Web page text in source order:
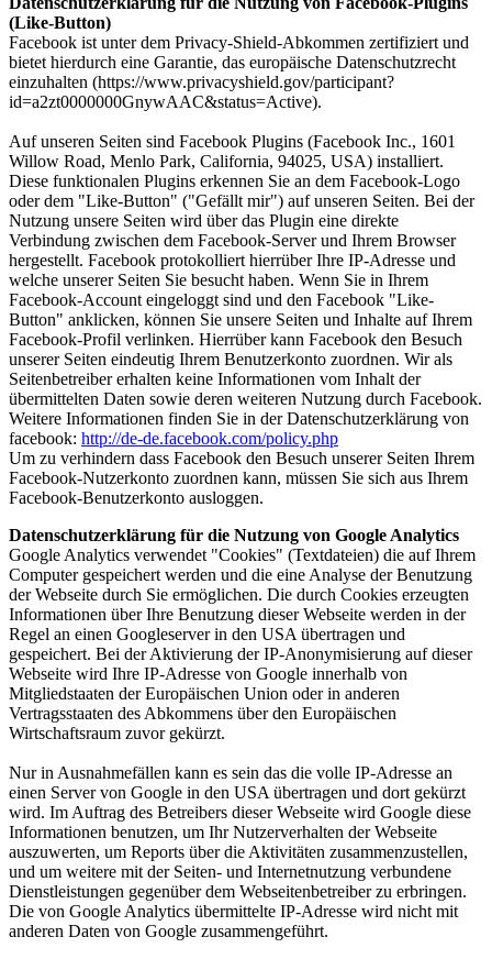
(Like-Button)
Facebook ist unter dem Privacy-Shield-Abkommen zertifiziert und
bietet hierdurch eine Garantie, das europäische Datenschutzrecht
einzuhalten (https://www.privacyshield.gov/participant?
id=a2zt0000000GnywAAC&status=Active).
Auf unseren Seiten sind Facebook Plugins (Facebook Inc., 1601
Willow Road, Menlo Park, California, 94025, USA) installiert.
Diese funktionalen Plugins erkennen Sie an dem Facebook-Logo
oder dem "Like-Button" ("Gefällt mir") auf unseren Seiten. Bei der
Nutzung unsere Seiten wird über das Plugin eine direkte
Verbindung zwischen dem Facebook-Server und Ihrem Browser
hergestellt. Facebook protokolliert hierrüber Ihre IP-Adresse und
welche unserer Seiten Sie besucht haben. Wenn Sie in Ihrem
Facebook-Account eingeloggt sind und den Facebook "Like-
Button" anklicken, können Sie unsere Seiten und Inhalte auf Ihrem
Facebook-Profil verlinken. Hierrüber kann Facebook den Besuch
unserer Seiten eindeutig Ihrem Benutzerkonto zuordnen. Wir als
Seitenbetreiber erhalten keine Informationen vom Inhalt der
übermittelten Daten sowie deren weiteren Nutzung durch Facebook.
Weitere Informationen finden Sie in der Datenschutzerklärung von
facebook: http://de-de.facebook.com/policy.php
Um zu verhindern dass Facebook den Besuch unserer Seiten Ihrem
Facebook-Nutzerkonto zuordnen kann, müssen Sie sich aus Ihrem
Facebook-Benutzerkonto ausloggen.
Datenschutzerklärung für die Nutzung von Google Analytics
Google Analytics verwendet "Cookies" (Textdateien) die auf Ihrem
Computer gespeichert werden und die eine Analyse der Benutzung
der Webseite durch Sie ermöglichen. Die durch Cookies erzeugten
Informationen über Ihre Benutzung dieser Webseite werden in der
Regel an einen Googleserver in den USA übertragen und
gespeichert. Bei der Aktivierung der IP-Anonymisierung auf dieser
Webseite wird Ihre IP-Adresse von Google innerhalb von
Mitgliedstaaten der Europäischen Union oder in anderen
Vertragsstaaten des Abkommens über den Europäischen
Wirtschaftsraum zuvor gekürzt.
Nur in Ausnahmefällen kann es sein das die volle IP-Adresse an
einen Server von Google in den USA übertragen und dort gekürzt
wird. Im Auftrag des Betreibers dieser Webseite wird Google diese
Informationen benutzen, um Ihr Nutzerverhalten der Webseite
auszuwerten, um Reports über die Aktivitäten zusammenzustellen,
und um weitere mit der Seiten- und Internetnutzung verbundene
Dienstleistungen gegenüber dem Webseitenbetreiber zu erbringen.
Die von Google Analytics übermittelte IP-Adresse wird nicht mit
anderen Daten von Google zusammengeführt.